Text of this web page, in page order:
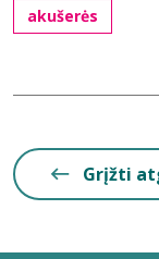
akušerės
Grįžti